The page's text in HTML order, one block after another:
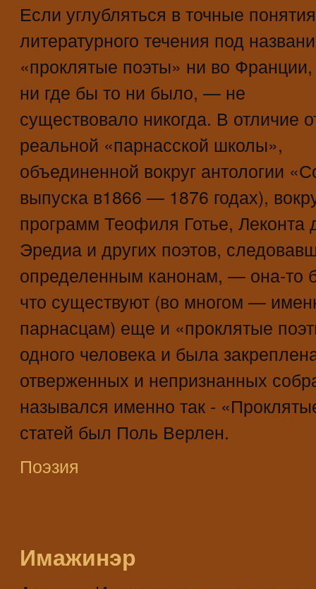
Если углубляться в точные
литературного течения под
«проклятые поэты» ни во
ни где бы то ни было, — не
существовало никогда. В отличие
реальной «парнасской школы»,
объединенной вокруг антологии
выпуска в1866 — 1876 годах),
программ Теофиля Готье,
Эредиа и других поэтов,
определенным канонам, — она-то
что существуют (во многом —
парнасцам) еще и «проклятые
одного человека и была
отверженных и непризнанных
назывался именно так -
статей был Поль Верлен.
Поэзия
Имажинэр